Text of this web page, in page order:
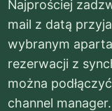
Najprościej
mail z datą
wybranym
rezerwacji z
można
channel manager.